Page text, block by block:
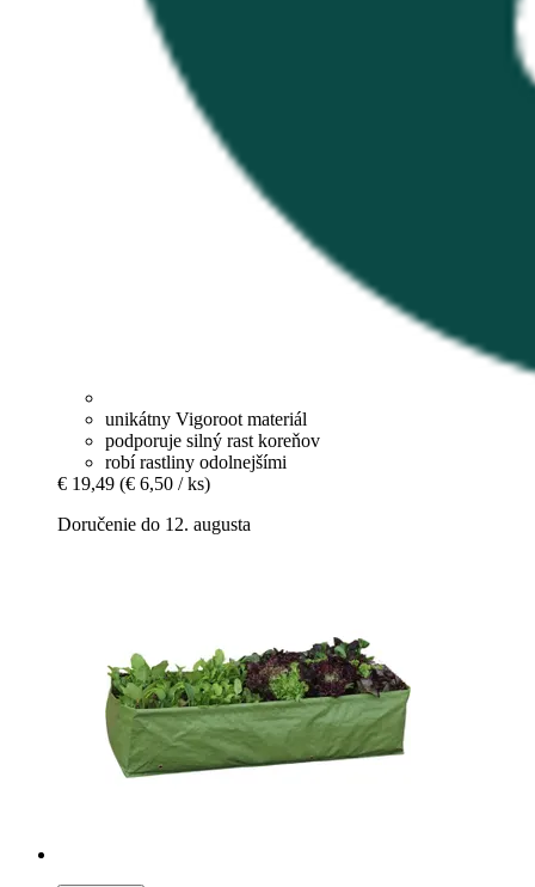
unikátny Vigoroot materiál
podporuje silný rast koreňov
robí rastliny odolnejšími
€ 19,49 (€ 6,50 / ks)
Doručenie do 12. augusta